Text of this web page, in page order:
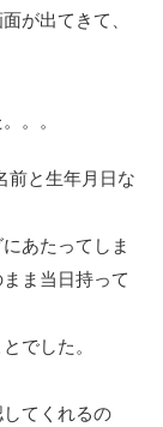
が出てきて、
。。
前と生年月日な
あたってしま
ま当日持って
でした。
てくれるの